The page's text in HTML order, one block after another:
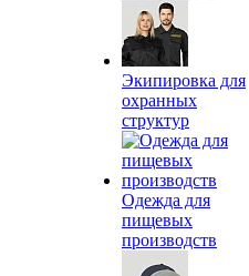
Экипировка для
охранных
структур
Одежда для
пищевых
производств